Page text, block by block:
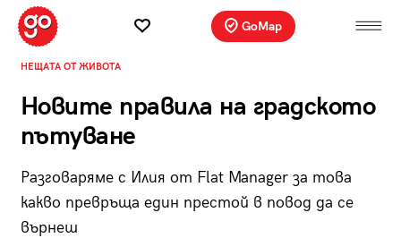
GoMap
НЕЩАТА ОТ ЖИВОТА
Новите правила на градското
пътуване
Разговаряме с Илия от Flat Manager за това
какво превръща един престой в повод да се
върнеш